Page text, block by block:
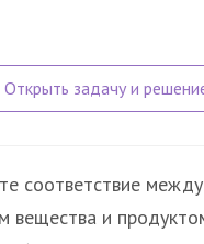
соответствие между
вещества и